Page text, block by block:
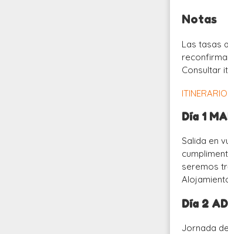
Notas
Las tasas
Consultar
ITINERARIO
Día 1
Salida en
seremos
Día 2
Jornada